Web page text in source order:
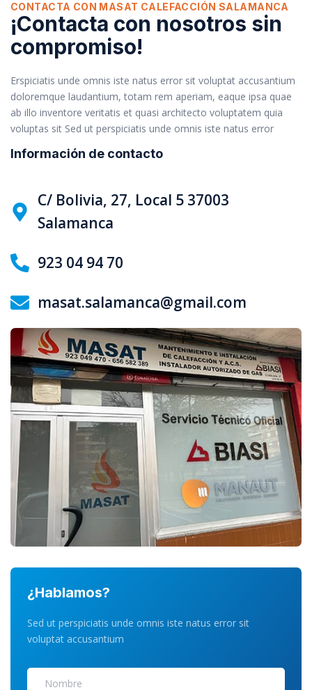
CONTACTA CON MASAT CALEFACCIÓN SALAMANCA
¡Contacta con nosotros sin
compromiso!
Erspiciatis unde omnis iste natus error sit voluptat accusantium
doloremque laudantium, totam rem aperiam, eaque ipsa quae
ab illo inventore veritatis et quasi architecto voluptatem quia
voluptas sit Sed ut perspiciatis unde omnis iste natus error
Información de contacto
C/ Bolivia, 27, Local 5 37003
Salamanca
923 04 94 70
masat.salamanca@gmail.com
¿Hablamos?
Sed ut perspiciatis unde omnis iste natus error sit
voluptat accusantium